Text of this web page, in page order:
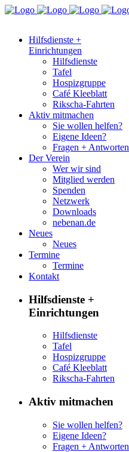
Hilfsdienste +
Einrichtungen
Hilfsdienste
Tafel
Hospizgruppe
Café Kleeblatt
Rikscha-Fahrten
Aktiv mitmachen
Sie wollen helfen?
Eigene Ideen?
Fragen + Antworten
Der Verein
Wer wir sind
Mitglied werden
Spenden
Netzwerk
Downloads
nebenan.de
Neues
Neues
Termine
Termine
Kontakt
Hilfsdienste +
Einrichtungen
Hilfsdienste
Tafel
Hospizgruppe
Café Kleeblatt
Rikscha-Fahrten
Aktiv mitmachen
Sie wollen helfen?
Eigene Ideen?
Fragen + Antworten